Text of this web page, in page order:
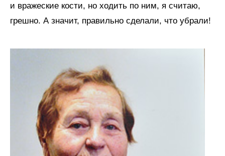
и вражеские кости, но ходить по ним, я считаю,
грешно. А значит, правильно сделали, что убрали!